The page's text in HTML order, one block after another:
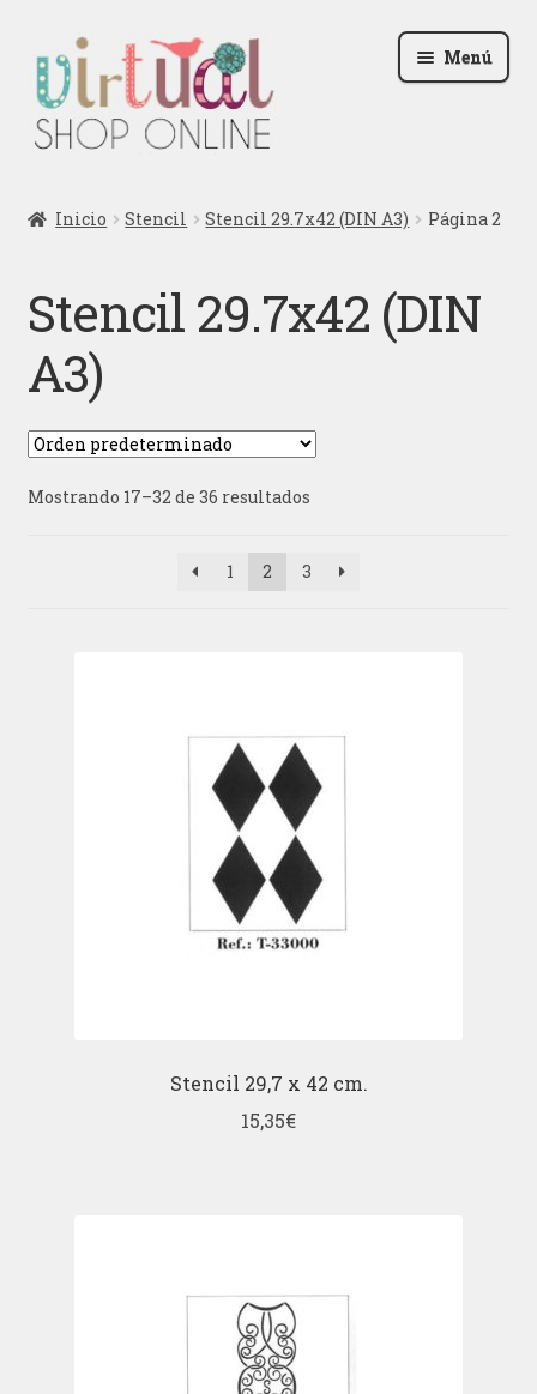
la
navegación
al
contenido
Menú
Contactar
Blog
Iniciar sesión
Inicio Stencil Stencil 29.7x42 (DIN A3) Página 2
Stencil 29.7x42 (DIN
A3)
Mostrando 17–32 de 36 resultados
1 2 3
Stencil 29,7 x 42 cm.
15,35€